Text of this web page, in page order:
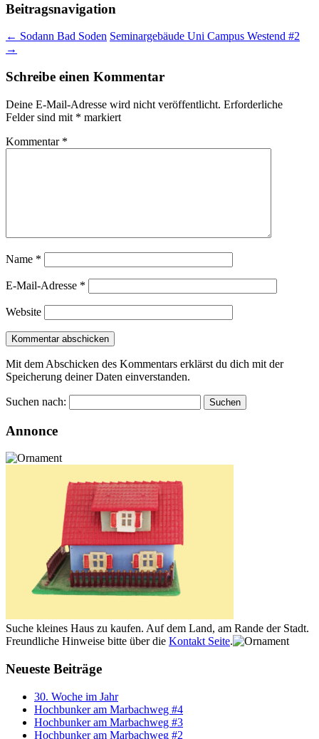
Beitragsnavigation
← Sodann Bad Soden Seminargebäude Uni Campus Westend #2
→
Schreibe einen Kommentar
Deine E-Mail-Adresse wird nicht veröffentlicht. Erforderliche
Felder sind mit * markiert
Kommentar *
Name *
E-Mail-Adresse *
Website
Mit dem Abschicken des Kommentars erklärst du dich mit der
Speicherung deiner Daten einverstanden.
Suchen nach:
Annonce
Suche kleines Haus zu kaufen. Auf dem Land, am Rande der Stadt.
Freundliche Hinweise bitte über die Kontakt Seite.
Neueste Beiträge
30. Woche im Jahr
Hochbunker am Marbachweg #4
Hochbunker am Marbachweg #3
Hochbunker am Marbachweg #2